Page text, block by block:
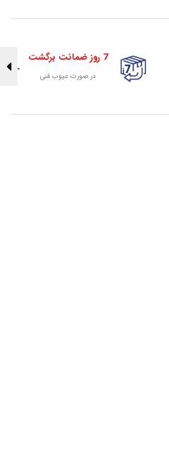
7 روز ضمانت برگشت
در صورت عیوب فنی